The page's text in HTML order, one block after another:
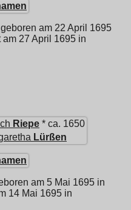
am 22 April 1695
am 27 April 1695 in
Riepe * ca. 1650
Lürßen
am 5 Mai 1695 in
14 Mai 1695 in